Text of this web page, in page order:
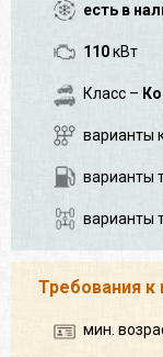
есть в
110кВт
Класс –
варианты
варианты
варианты
Требования к
мин.